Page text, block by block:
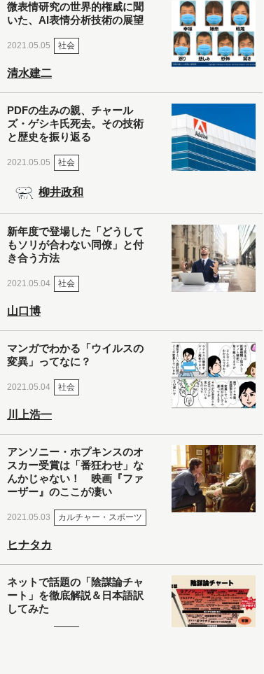
微表情研究の世界的権威に聞
いた、AI表情分析技術の展望
2021.05.05 社会
清水建二
PDFの生みの親、チャール
ズ・ゲシキ氏死去。その技術
と歴史を振り返る
2021.05.05 社会
柳井政和
新年度で登場した「どうして
もソリが合わない同僚」と付
き合う方法
2021.05.04 社会
山口博
マンガでわかる「ウイルスの
変異」ってなに？
2021.05.04 社会
川上浩一
アンソニー・ホプキンスのオ
スカー受賞は「番狂わせ」な
んかじゃない！ 映画『ファ
ーザー』のここが凄い
2021.05.03 カルチャー・スポーツ
ヒナタカ
ネットで話題の「陰謀論チャ
ート」を徹底解説＆日本語訳
してみた